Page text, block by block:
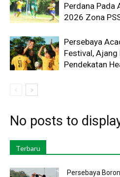
Perdana Pada
2026 Zona
Persebaya
Festival,
Pendekatan
No posts to
Terbaru
Persebaya